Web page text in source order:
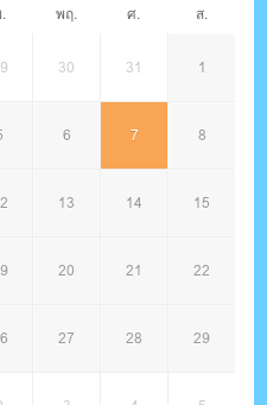
พฤ. ศ. ส.
30 31 1
6 7 8
13 14 15
20 21 22
27 28 29